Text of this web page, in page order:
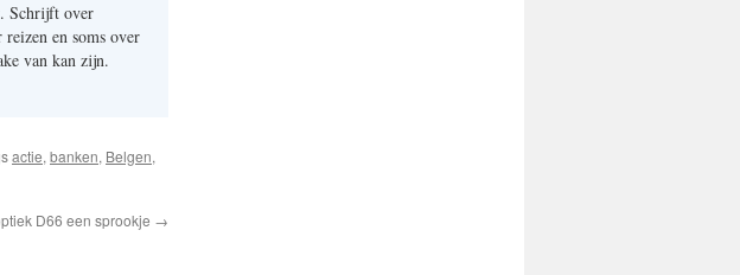
Schrijft over
en soms over
van kan zijn.
actie, banken, Belgen,
D66 een sprookje →